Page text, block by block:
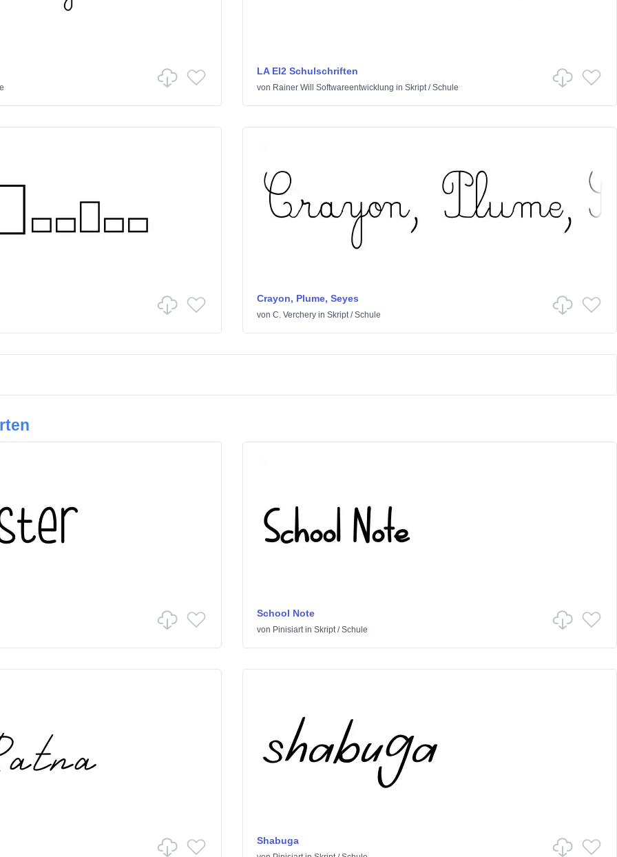
LA El2 Schulschriften
von Rainer Will Softwareentwicklung in Skript/Schule
Crayon, Plume, Seyes
von C. Vercheryin Skript/Schule
School Note
von Pinisiartin Skript/Schule
Shabuga